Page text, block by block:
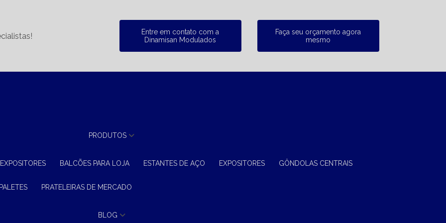
Entre em contato com a
Dinamisan Modulados
Faça seu orçamento agora
mesmo
PRODUTOS
EXPOSITORES BALCÕES PARA LOJA ESTANTES DE AÇO EXPOSITORES GÔNDOLAS CENTRAIS
PRATELEIRAS DE MERCADO
BLOG